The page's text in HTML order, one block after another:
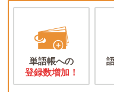
単語帳への
登録数増加！